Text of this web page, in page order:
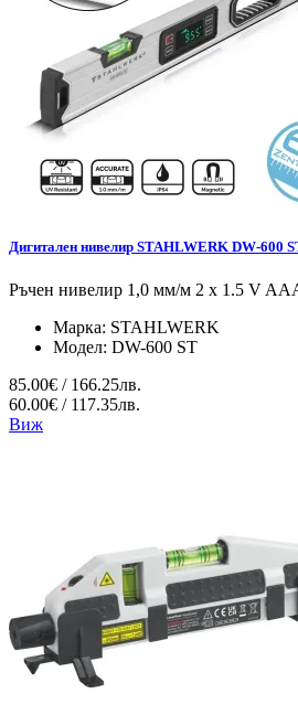
Дигитален нивелир STAHLWERK DW-600
Ръчен нивелир 1,0 мм/м 2 x 1.5 V
Марка: STAHLWERK
Модел: DW-600 ST
85.00€ / 166.25лв.
60.00€ / 117.35лв.
Виж